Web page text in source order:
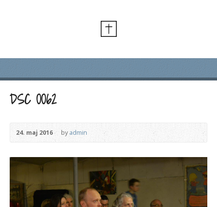
DSC 0062
24. maj 2016 byadmin